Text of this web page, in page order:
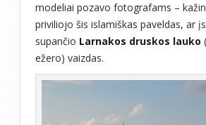
modeliai pozavo fotografams –
priviliojo šis islamiškas paveldas, ar
supančio Larnakos druskos lauko
ežero) vaizdas.